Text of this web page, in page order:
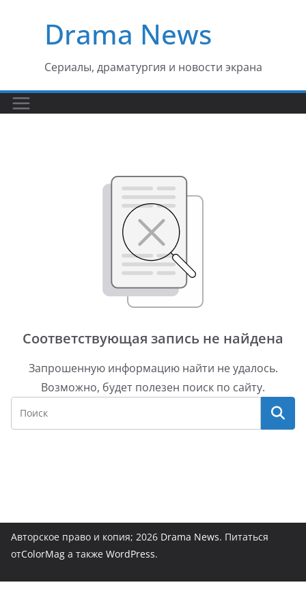
содержимомуDrama News
Сериалы, драматургия и новости экрана
Соответствующая запись не найдена
Запрошенную информацию найти не удалось.
Возможно, будет полезен поиск по сайту.
Авторское право и копия; 2026 Drama News. Питаться
отColorMag а также WordPress.